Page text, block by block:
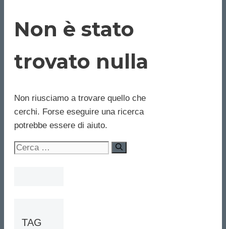
Non è stato
trovato nulla
Non riusciamo a trovare quello che
cerchi. Forse eseguire una ricerca
potrebbe essere di aiuto.
Ricerca
TAG